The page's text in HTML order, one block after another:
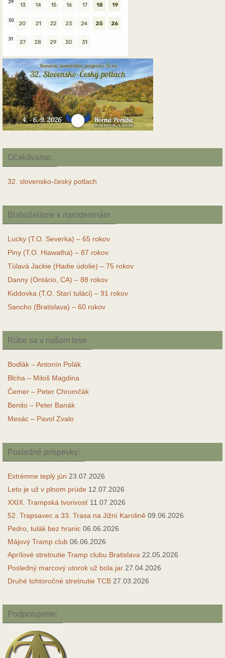
Očakávame:
32. slovensko-český potlach
Blahoželáme k narodeninám
Lucky (T.O. Severka) – 65 rokov
Piny (T.O. Hiawatha) – 87 rokov
Túlavá Jackie (Hadie údolie) – 75 rokov
Danny (Ontário, CA) – 88 rokov
Kiddovka (T.O. Starí tuláci) – 91 rokov
Sancho (Bratislava) – 60 rokov
Rúbe sa v našom lese
Bodlák – Antonín Polák
Blcha – Miloš Magdina
Čemer – Peter Chromčák
Benito – Peter Banák
Mesác – Pavol Zvalo
Posledné príspevky:
Extrémne teplý jún 23.07.2026
Leto je už v plnom prúde 12.07.2026
XXIX. Trampská tvorivosť 11.07.2026
52. Trapsavec a 33. Trasa na Jižní Karolině 09.06.2026
Pedro, tulák bez hranic 06.06.2026
Májový Tramp club 06.06.2026
Aprílové stretnutie Tramp clubu Bratislava 22.05.2026
Posledný marcový utorok už bola jar 27.04.2026
Druhé tohtoročné stretnutie TCB 27.03.2026
Podporujeme: